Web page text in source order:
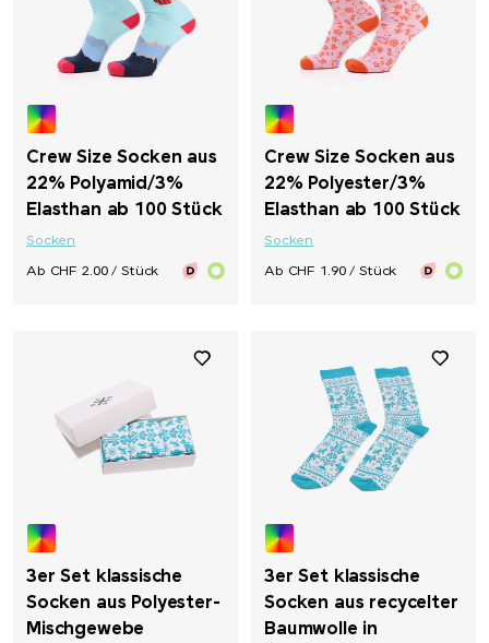
Crew Size Socken aus
22% Polyamid/3%
Elasthan ab 100 Stück
Socken
Ab CHF 2.00 / Stück
Crew Size Socken aus
22% Polyester/3%
Elasthan ab 100 Stück
Socken
Ab CHF 1.90 / Stück
3er Set klassische
Socken aus Polyester-
Mischgewebe
3er Set klassische
Socken aus recycelter
Baumwolle in